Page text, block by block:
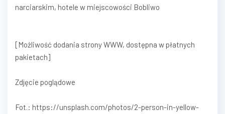
narciarskim, hotele w miejscowości Bobliwo
[Możliwość dodania strony WWW, dostępna w płatnych
pakietach]
Zdjęcie poglądowe
Fot.: https://unsplash.com/photos/2-person-in-yellow-